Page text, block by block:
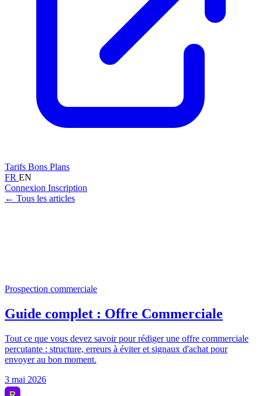
Tarifs Bons Plans
FR EN
Connexion Inscription
← Tous les articles